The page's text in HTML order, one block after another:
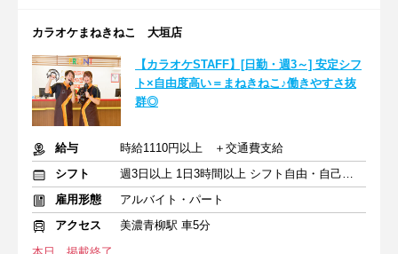
カラオケまねきねこ 大垣店
【カラオケSTAFF】[日勤・週3～] 安定シフ
ト×自由度高い＝まねきねこ♪働きやすさ抜
群◎
給与
時給1110円以上 ＋交通費支給
シフト
週3日以上 1日3時間以上 シフト自由・自己申告
雇用形態
アルバイト・パート
アクセス
美濃青柳駅 車5分